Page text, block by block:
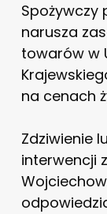
Spożywczy
narusza
towarów w
na cenach
Zdziwienie
interwencji